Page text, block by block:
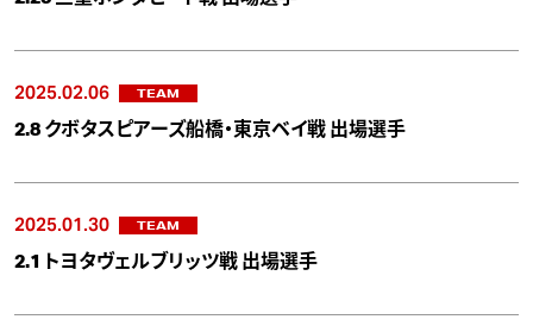
2025.02.06 TEAM
2.8 クボタスピアーズ船橋・東京ベイ戦 出場選手
2025.01.30 TEAM
2.1 トヨタヴェルブリッツ戦 出場選手